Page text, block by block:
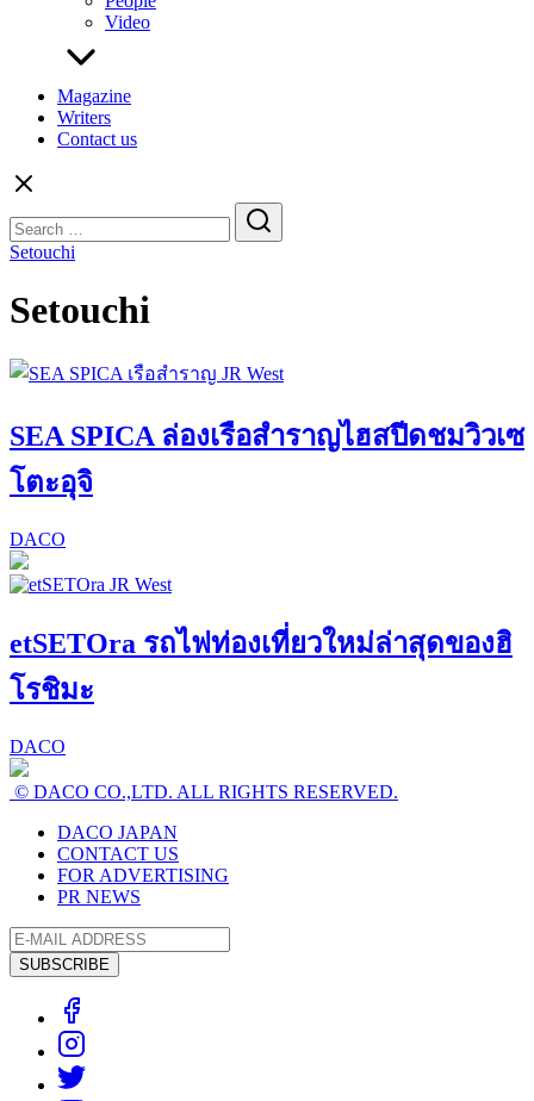
Video
Magazine
Writers
Contact us
for:
Setouchi
Setouchi
SEA SPICA ล่องเรือสำราญไฮสปีดชมวิวเซ
โตะอุจิ
DACO
etSETOra รถไฟท่องเที่ยวใหม่ล่าสุดของฮิ
โรชิมะ
DACO
© DACO CO.,LTD. ALL RIGHTS RESERVED.
DACO JAPAN
CONTACT US
FOR ADVERTISING
PR NEWS